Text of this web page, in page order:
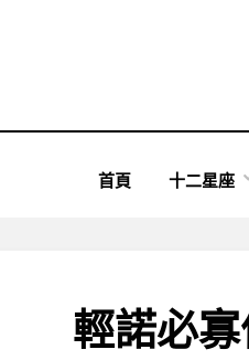
首頁 十二星座
輕諾必